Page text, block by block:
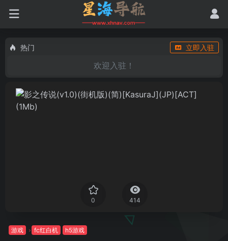
热门 立即入驻
欢迎入驻！
0 414
游戏 fc红白机 h5游戏